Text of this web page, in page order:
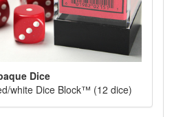
Dice
white Dice Block™ (12 dice)